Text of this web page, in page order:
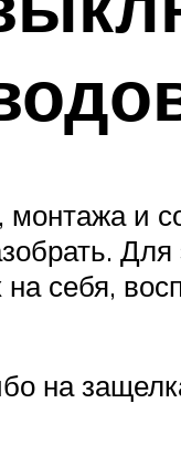
и
Для
себя,
на